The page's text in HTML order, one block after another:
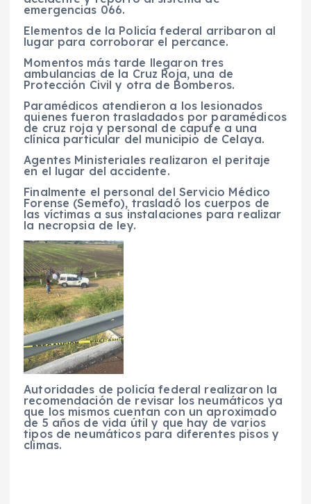
emergencias 066.
Elementos de la Policía federal arribaron al
lugar para corroborar el percance.
Momentos más tarde llegaron tres
ambulancias de la Cruz Roja, una de
Protección Civil y otra de Bomberos.
Paramédicos atendieron a los lesionados
quienes fueron trasladados por paramédicos
de cruz roja y personal de capufe a una
clínica particular del municipio de Celaya.
Agentes Ministeriales realizaron el peritaje
en el lugar del accidente.
Finalmente el personal del Servicio Médico
Forense (Semefo), trasladó los cuerpos de
las víctimas a sus instalaciones para realizar
la necropsia de ley.
Autoridades de policía federal realizaron la
recomendación de revisar los neumáticos ya
que los mismos cuentan con un aproximado
de 5 años de vida útil y que hay de varios
tipos de neumáticos para diferentes pisos y
climas.